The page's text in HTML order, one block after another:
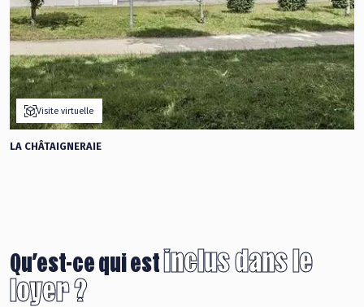
Visite virtuelle
LA CHÂTAIGNERAIE
Qu’est-ce qui estinclus dans le
loyer ?